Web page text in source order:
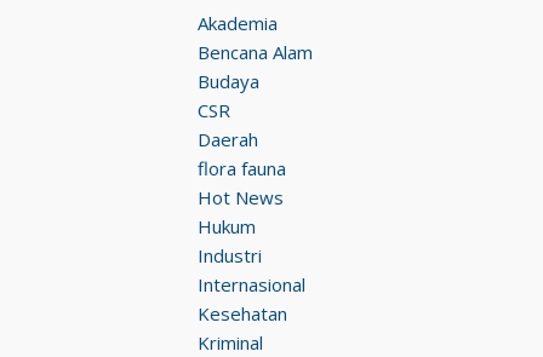
Akademia
Bencana Alam
Budaya
CSR
Daerah
flora fauna
Hot News
Hukum
Industri
Internasional
Kesehatan
Kriminal